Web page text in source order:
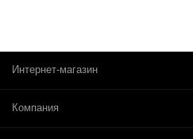
Интернет-магазин
Компания